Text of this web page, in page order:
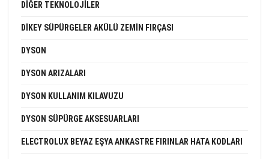
DIĞER TEKNOLOJILER
DIKEY SÜPÜRGELER AKÜLÜ ZEMIN FIRÇASI
DYSON
DYSON ARIZALARI
DYSON KULLANIM KILAVUZU
DYSON SÜPÜRGE AKSESUARLARI
ELECTROLUX BEYAZ EŞYA ANKASTRE FIRINLAR HATA KODLARI